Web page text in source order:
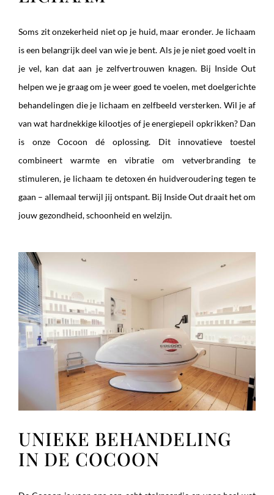
Soms zit onzekerheid niet op je huid, maar eronder. Je lichaam
is een belangrijk deel van wie je bent. Als je je niet goed voelt in
je vel, kan dat aan je zelfvertrouwen knagen. Bij Inside Out
helpen we je graag om je weer goed te voelen, met doelgerichte
behandelingen die je lichaam en zelfbeeld versterken. Wil je af
van wat hardnekkige kilootjes of je energiepeil opkrikken? Dan
is onze Cocoon dé oplossing. Dit innovatieve toestel
combineert warmte en vibratie om vetverbranding te
stimuleren, je lichaam te detoxen én huidveroudering tegen te
gaan – allemaal terwijl jij ontspant. Bij Inside Out draait het om
jouw gezondheid, schoonheid en welzijn.
UNIEKE BEHANDELING
IN DE COCOON